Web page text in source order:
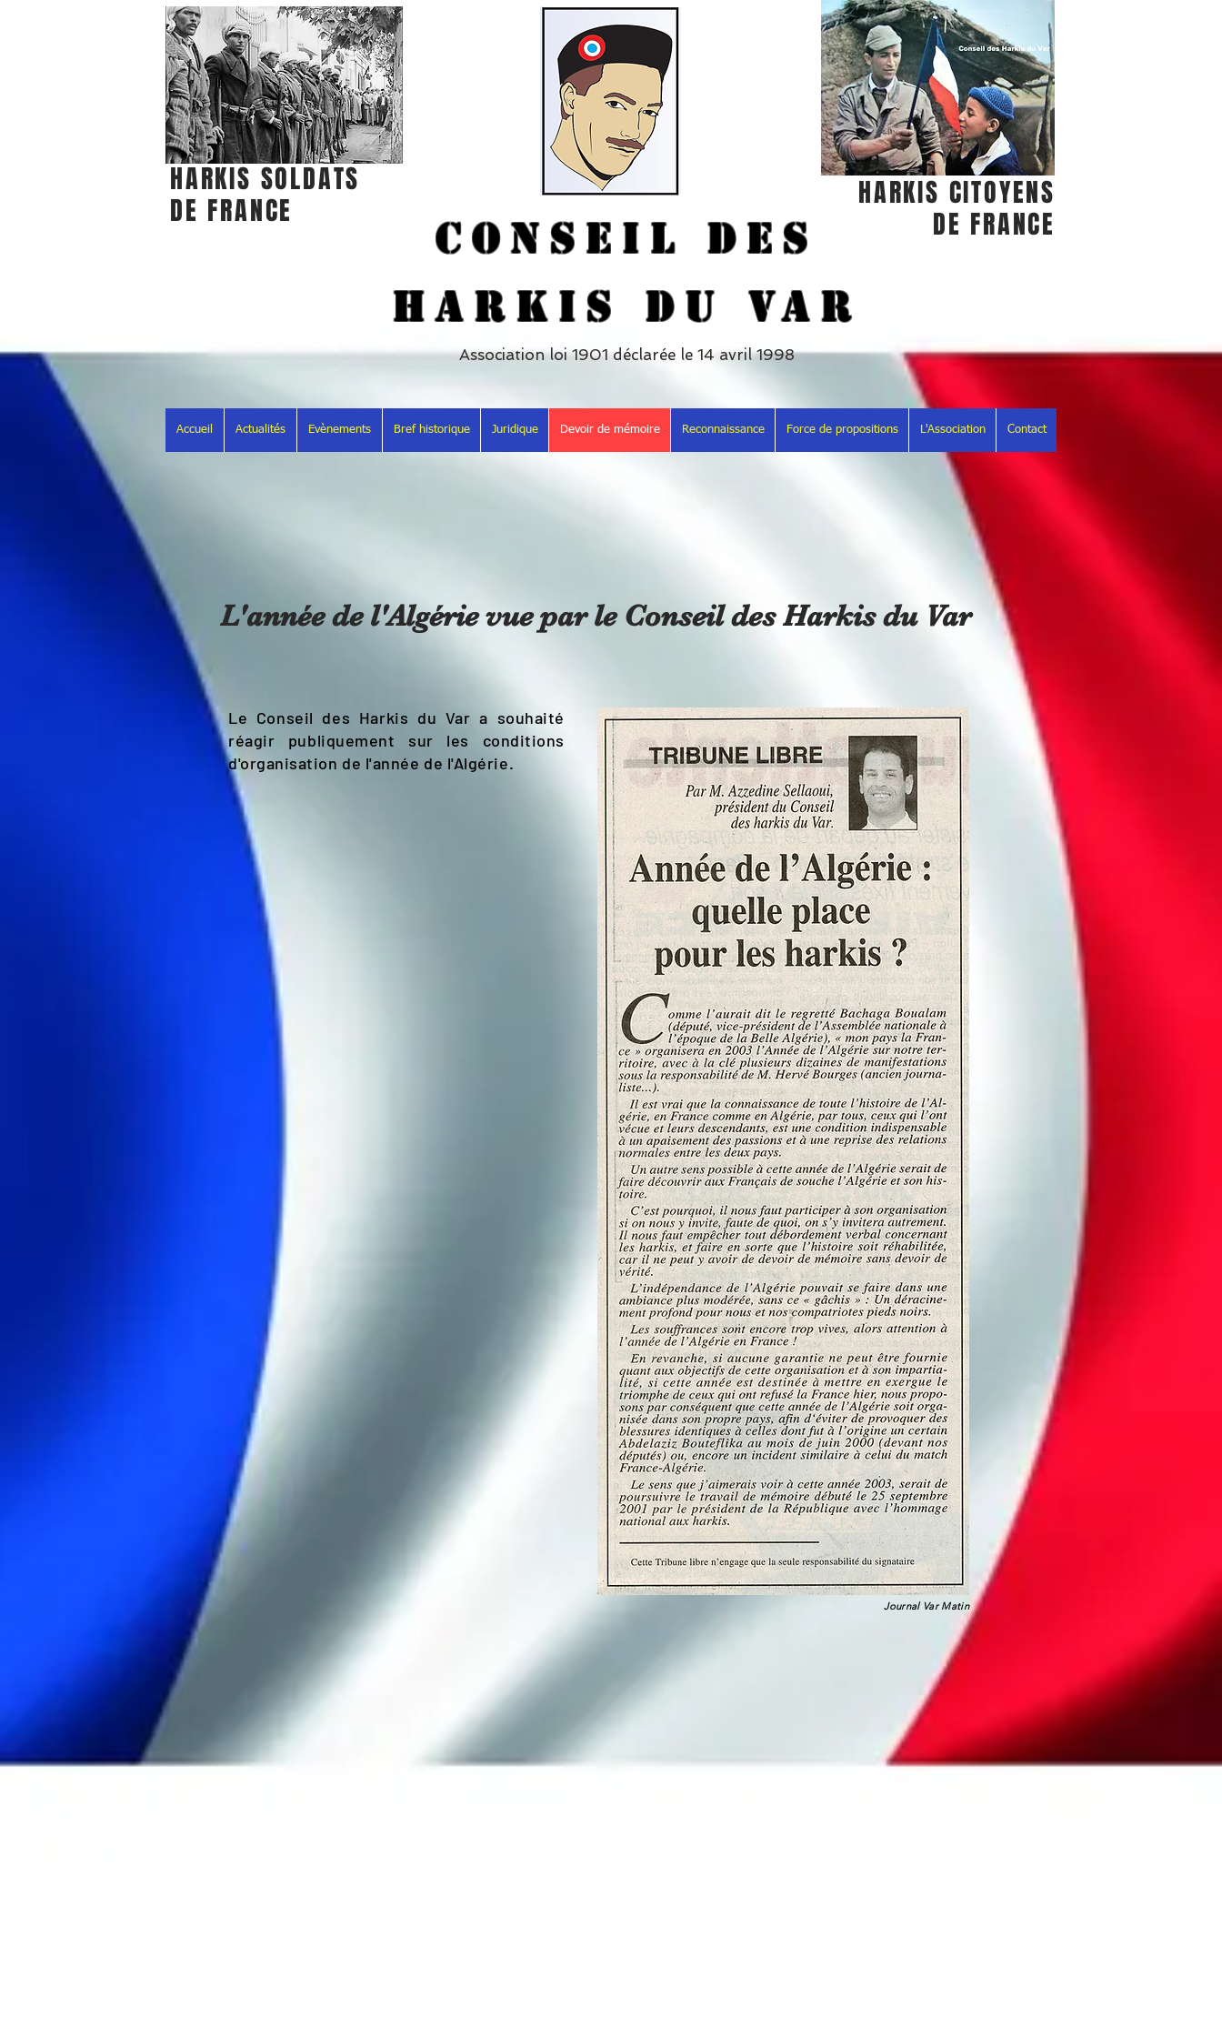
Accueil Actualités Evènements Bref historique Juridique Devoir de mémoire Reconnaissance Force de propositions L'Association Contact
CONSEIL DES
HARKIS DU VAR
Association loi 1901 déclarée le 14 avril 1998
HARKIS SOLDATS
DE FRANCE
HARKIS CITOYENS
DE FRANCE
L'année de l'Algérie vue par le Conseil des Harkis du Var
Le Conseil des Harkis du Var a souhaité
réagir publiquement sur les conditions
d'organisation de l'année de l'Algérie.
Journal Var Matin